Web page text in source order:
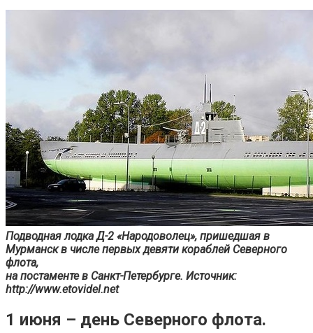
Подводная лодка Д-2 «Народоволец», пришедшая в
Мурманск в числе первых девяти кораблей Северного
флота,
на постаменте в Санкт-Петербурге. Источник:
http://www.etovidel.net
1 июня – день Северного флота.